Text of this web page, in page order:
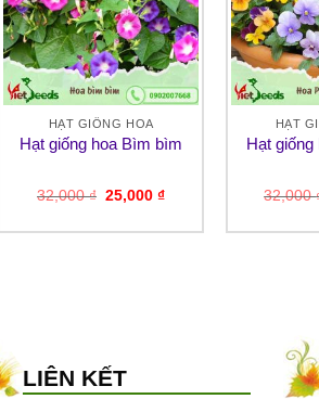
HẠT GIỐNG HOA
Hạt giống hoa Bìm bìm
32,000₫ Giá
25,000₫Giá
HẠT
Hạt giống
32,000
LIÊN KẾT